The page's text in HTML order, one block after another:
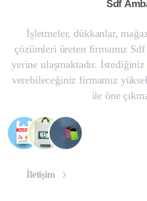
Sdf
İşletmeler, dükkanlar,
çözümleri üreten firmamız
yerine ulaşmaktadır.
verebileceğiniz firmamız
ile öne
İletişim